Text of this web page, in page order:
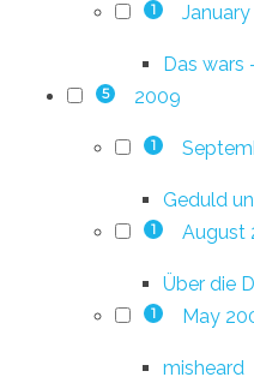
1
Das wars
5 2009
1
Geduld
1 August
Über die
1 May
misheard